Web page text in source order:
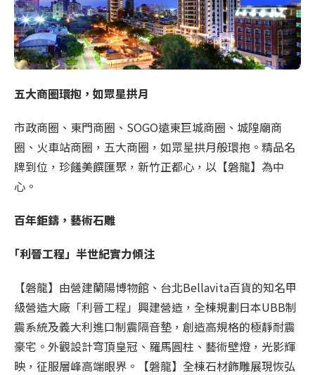
五大商圈環抱，如眾星拱月
市政商圈、東門商圈、SOGO遠東巨城商圈、城隍廟商
圈、火車站商圈，五大商圈，如眾星拱月般環抱。精品名
牌到位，珍饈美饌匯聚，新竹正都心，以【磐龍】為中
心。
百年鉅鑄，藝術石雕
｢利晉工程」半世紀實力傾注
【磐龍】由營建蘭陽博物館、台北Bellavita百貨的知名甲
級營造大廠「利晉工程」興建營造，全棟規劃日本UBB制
震系統及義大利進口制震隔音墊，創造高規格的極靜耐震
豪宅。外觀設計穹頂皇冠、羅馬圓柱、藝術壁燈，光影輝
映，征服層峰高端眼界。【磐龍】全棟石材飾雕展現恢弘